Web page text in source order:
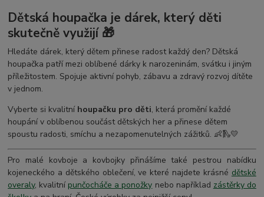
Dětská houpačka je dárek, který děti
skutečně využijí 🎁
Hledáte dárek, který dětem přinese radost každý den? Dětská
houpačka patří mezi oblíbené dárky k narozeninám, svátku i jiným
příležitostem. Spojuje aktivní pohyb, zábavu a zdravý rozvoj dítěte
v jednom.
Vyberte si kvalitní houpačku pro děti, která promění každé
houpání v oblíbenou součást dětských her a přinese dětem
spoustu radosti, smíchu a nezapomenutelných zážitků. 👶🛝💛
Pro malé kovboje a kovbojky přinášíme také pestrou nabídku
kojeneckého a dětského oblečení, ve které najdete krásné dětské
overaly, kvalitní punčocháče a ponožky nebo například zástěrky do